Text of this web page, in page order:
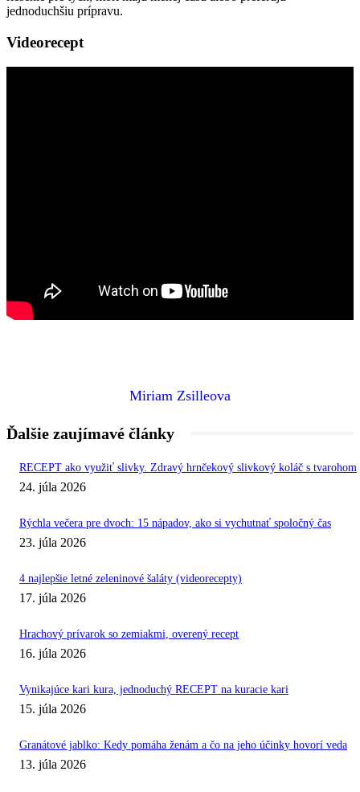
jednoduchšiu prípravu.
Videorecept
Miriam Zsilleova
Ďalšie zaujímavé články
RECEPT ako využiť slivky. Zdravý hrnčekový slivkový koláč s tvarohom
24. júla 2026
Rýchla večera pre dvoch: 15 nápadov, ako si vychutnať spoločný čas
23. júla 2026
4 najlepšie letné zeleninové šaláty (videorecepty)
17. júla 2026
Hrachový prívarok so zemiakmi, overený recept
16. júla 2026
Vynikajúce kari kura, jednoduchý RECEPT na kuracie kari
15. júla 2026
Granátové jablko: Kedy pomáha ženám a čo na jeho účinky hovorí veda
13. júla 2026